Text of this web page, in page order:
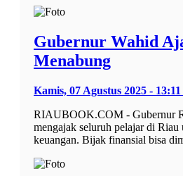
Gubernur Wahid
Menabung
Kamis, 07 Agustus 2025 -
RIAUBOOK.COM - Gubernur
mengajak seluruh pelajar di
keuangan. Bijak finansial bisa